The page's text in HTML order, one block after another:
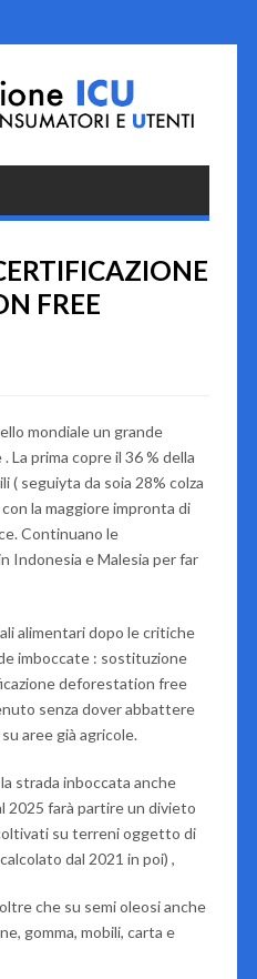
FREE
mondiale un grande
prima copre il 36 % della
( seguiyta da soia 28% colza
la maggiore impronta di
Continuano le
e Malesia per far
alimentari dopo le critiche
imboccate : sostituzione
deforestation free
senza dover abbattere
aree già agricole.
strada inboccata anche
2025 farà partire un divieto
su terreni oggetto di
dal 2021 in poi) ,
che su semi oleosi anche
gomma, mobili, carta e